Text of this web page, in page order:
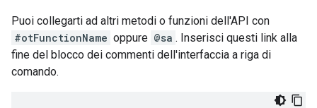
Puoi collegarti ad altri metodi o funzioni dell'API con
#otFunctionName oppure @sa . Inserisci questi link alla
fine del blocco dei commenti dell'interfaccia a riga di
comando.